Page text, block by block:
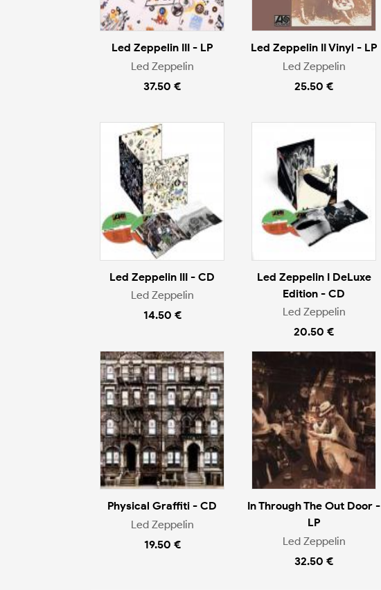
Led Zeppelin III - LP
Led Zeppelin
37.50 €
Led Zeppelin II Vinyl - LP
Led Zeppelin
25.50 €
Led Zeppelin III - CD
Led Zeppelin
14.50 €
Led Zeppelin I DeLuxe
Edition - CD
Led Zeppelin
20.50 €
Physical Graffiti - CD
Led Zeppelin
19.50 €
In Through The Out Door -
LP
Led Zeppelin
32.50 €